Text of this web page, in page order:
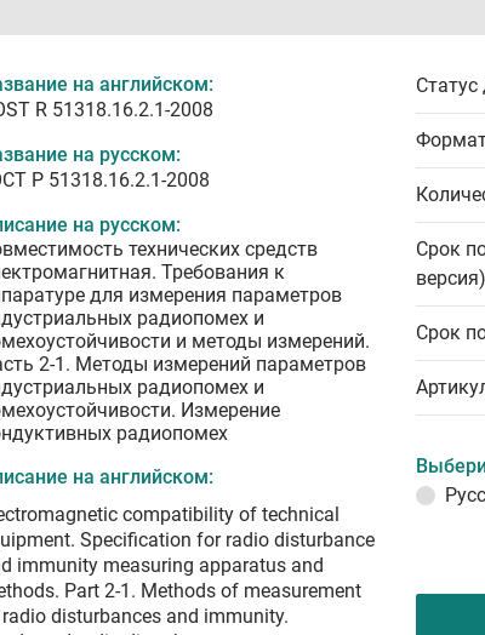
на английском:
R 51318.16.2.1-2008
на русском:
Р 51318.16.2.1-2008
на русском:
технических средств
Требования к
для измерения параметров
радиопомех и
и методы измерений.
2-1. Методы измерений параметров
радиопомех и
Измерение
радиопомех
на английском:
compatibility of technical
Specification for radio disturbance
immunity measuring apparatus and
Part 2-1. Methods of measurement
disturbances and immunity.
Срок
Срок